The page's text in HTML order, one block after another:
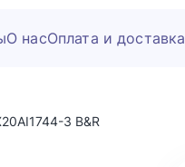
О насОплата и доставка
3 B&R